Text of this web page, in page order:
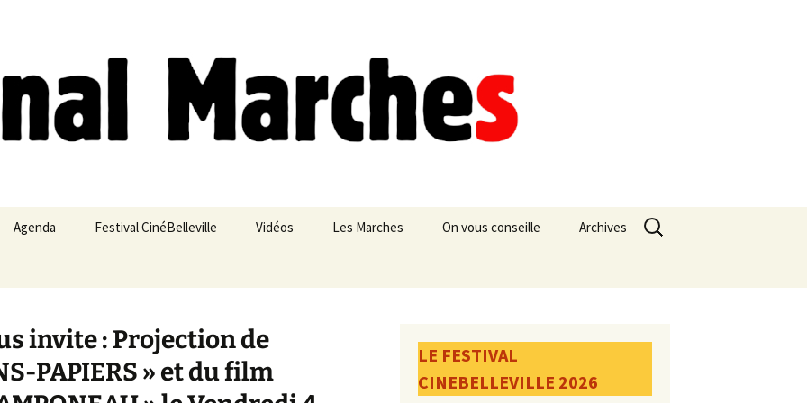
Agenda Festival CinéBelleville Vidéos Les Marches On vous conseille Archives
Rechercher :
invite : Projection de
PAPIERS » et du film
LE FESTIVAL
CINEBELLEVILLE 2026